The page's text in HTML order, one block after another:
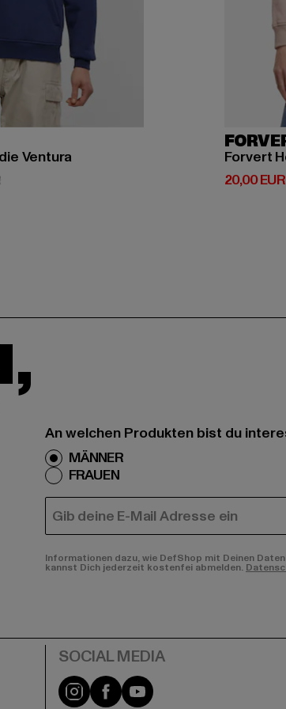
Ventura
EUR
Aktionspreis: 55,99 EUR
Forvert
20,00 EUR
An welchen Produkten bist du
MÄNNER
FRAUEN
E-MAIL
Informationen dazu, wie DefShop mit Deinen
kannst Dich jederzeit kostenfei abmelden.
Instagram
FacebookYouTube